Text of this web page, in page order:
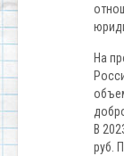
На
В
руб.